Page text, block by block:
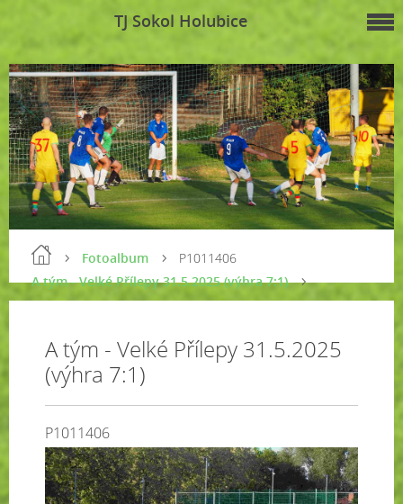
TJ Sokol Holubice
Fotoalbum
A tým - Velké Přílepy 31.5.2025 (výhra 7:1)
P1011406
A tým - Velké Přílepy 31.5.2025
(výhra 7:1)
P1011406